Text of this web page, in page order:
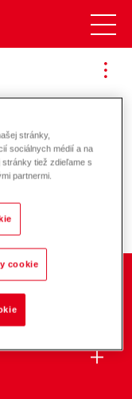
a životné
stránky,
sociálnych médií a na
tiež zdieľame s
partnermi.
cookie